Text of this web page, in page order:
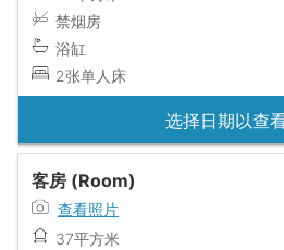
禁烟房
浴缸
2张单人床
选择日期以查
客房 (Room)
查看照片
37平方米